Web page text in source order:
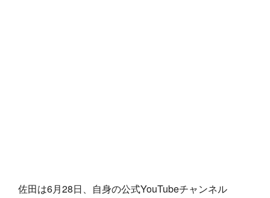
佐田は6月28日、自身の公式YouTubeチャンネル